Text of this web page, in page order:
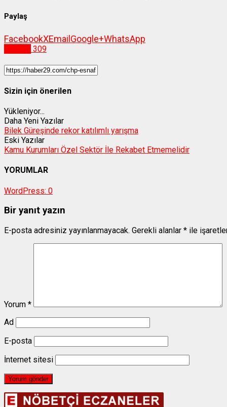
Paylaş
FacebookXEmail Google+WhatsApp
309
Sizin için önerilen
Yükleniyor...
Daha Yeni Yazılar
Bilek Güreşinde rekor katılımlı yarışma
Eski Yazılar
Kamu Kurumları Özel Sektör İle Rekabet Etmemelidir
YORUMLAR
WordPress: 0
Bir yanıt yazın
E-posta adresiniz yayınlanmayacak. Gerekli alanlar * ile
Yorum *
Ad
E-posta
İnternet sitesi